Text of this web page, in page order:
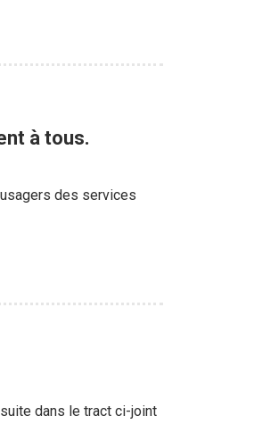
à tous.
des services
dans le tract ci-joint